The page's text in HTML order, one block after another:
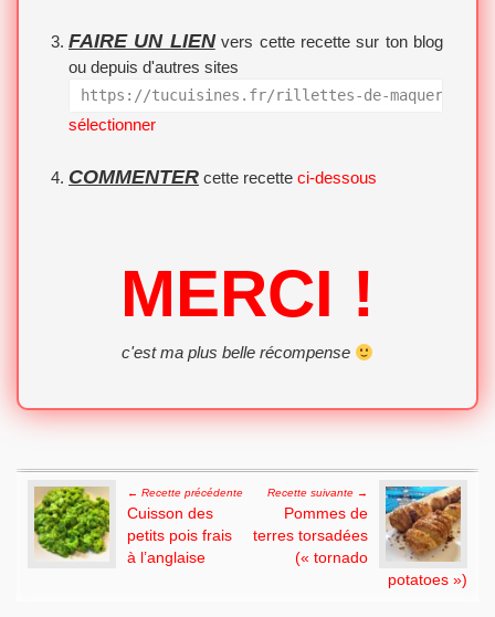
FAIRE UN LIENvers cette recette sur ton blog
ou depuis d'autres sites
https://tucuisines.fr/rillettes-de-maquereaux-
sélectionner
COMMENTER cette recette ci-dessous
MERCI !
c'est ma plus belle récompense
Post navigation← Recette précédente
Cuisson des
petits pois frais
à l’anglaise
Recette suivante →
Pommes de
terres torsadées
(« tornado
potatoes »)